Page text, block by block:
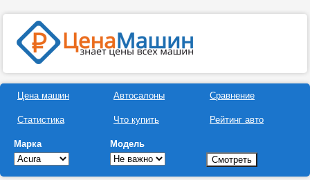
Цена машин
Статистика
Автосалоны
Что купить
Сравнение
Рейтинг авто
Марка Модель